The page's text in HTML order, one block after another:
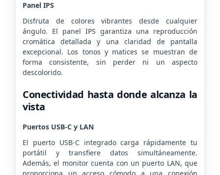
Panel IPS
Disfruta de colores vibrantes desde cualquier
ángulo. El panel IPS garantiza una reproducción
cromática detallada y una claridad de pantalla
excepcional. Los tonos y matices se muestran de
forma consistente, sin perder ni un aspecto
descolorido.
Conectividad hasta donde alcanza la
vista
Puertos USB-C y LAN
El puerto USB-C integrado carga rápidamente tu
portátil y transfiere datos simultáneamente.
Además, el monitor cuenta con un puerto LAN, que
proporciona un acceso cómodo a una conexión